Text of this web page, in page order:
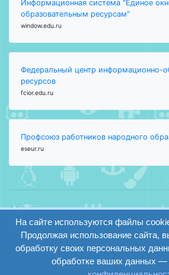
Информационная система "Единое
образовательным ресурсам"
window.edu.ru
Федеральный центр информационно-
ресурсов
fcior.edu.ru
Профсоюз работников народного
eseur.ru
ООО "Центр
образования и
консалтинга"
Волгоград 2008-
2026
вход
регистрация
На сайте используются файлы
Продолжая использование сайта,
обработку своих персональных
обработке ваших данных —